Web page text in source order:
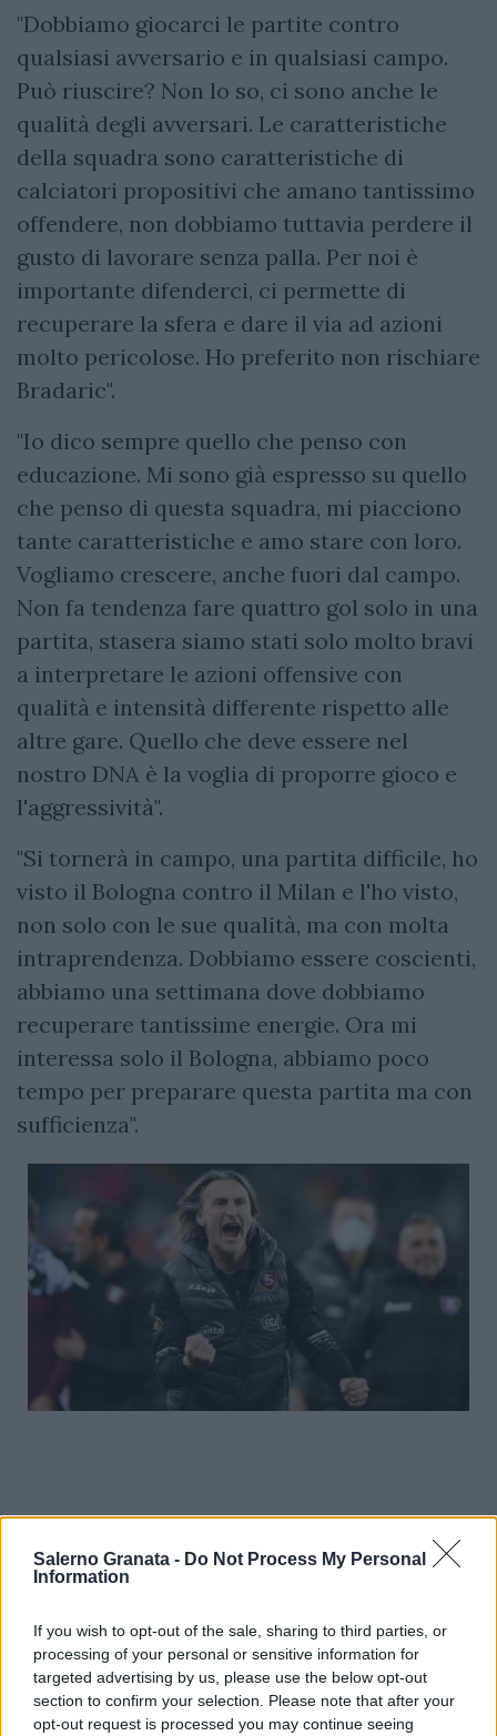
Salerno Granata - Do Not Process My Personal
Information
If you wish to opt-out of the sale, sharing to third parties, or
processing of your personal or sensitive information for
targeted advertising by us, please use the below opt-out
section to confirm your selection. Please note that after your
opt-out request is processed you may continue seeing
"Dobbiamo giocarci le partite contro
qualsiasi avversario e in qualsiasi campo.
Può riuscire? Non lo so, ci sono anche le
qualità degli avversari. Le caratteristiche
della squadra sono caratteristiche di
calciatori propositivi che amano tantissimo
offendere, non dobbiamo tuttavia perdere il
gusto di lavorare senza palla. Per noi è
importante difenderci, ci permette di
recuperare la sfera e dare il via ad azioni
molto pericolose. Ho preferito non rischiare
Bradaric".
"Io dico sempre quello che penso con
educazione. Mi sono già espresso su quello
che penso di questa squadra, mi piacciono
tante caratteristiche e amo stare con loro.
Vogliamo crescere, anche fuori dal campo.
Non fa tendenza fare quattro gol solo in una
partita, stasera siamo stati solo molto bravi
a interpretare le azioni offensive con
qualità e intensità differente rispetto alle
altre gare. Quello che deve essere nel
nostro DNA è la voglia di proporre gioco e
l'aggressività".
"Si tornerà in campo, una partita difficile, ho
visto il Bologna contro il Milan e l'ho visto,
non solo con le sue qualità, ma con molta
intraprendenza. Dobbiamo essere coscienti,
abbiamo una settimana dove dobbiamo
recuperare tantissime energie. Ora mi
interessa solo il Bologna, abbiamo poco
tempo per preparare questa partita ma con
sufficienza".